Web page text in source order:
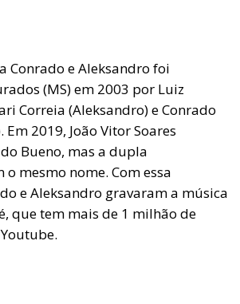
Conrado e Aleksandro foi
(MS) em 2003 por Luiz
Correia (Aleksandro) e Conrado
Em 2019, João Vitor Soares
Bueno, mas a dupla
o mesmo nome. Com essa
e Aleksandro gravaram a música
que tem mais de 1 milhão de